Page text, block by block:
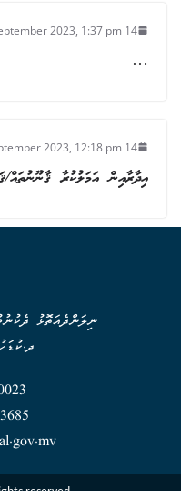
14 September 2023, 1:37 pm
…
14 September 2023, 12:18 pm
އިދާރާއިން އަމަލުކުރާ ޤާނޫނުތައް/
ނިލަންދެއަތޮޅު